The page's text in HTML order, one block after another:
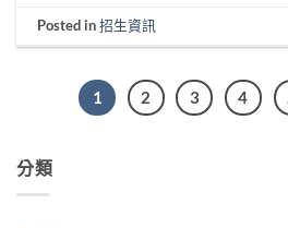
Posted in招生資訊
1 2 3 4
分類